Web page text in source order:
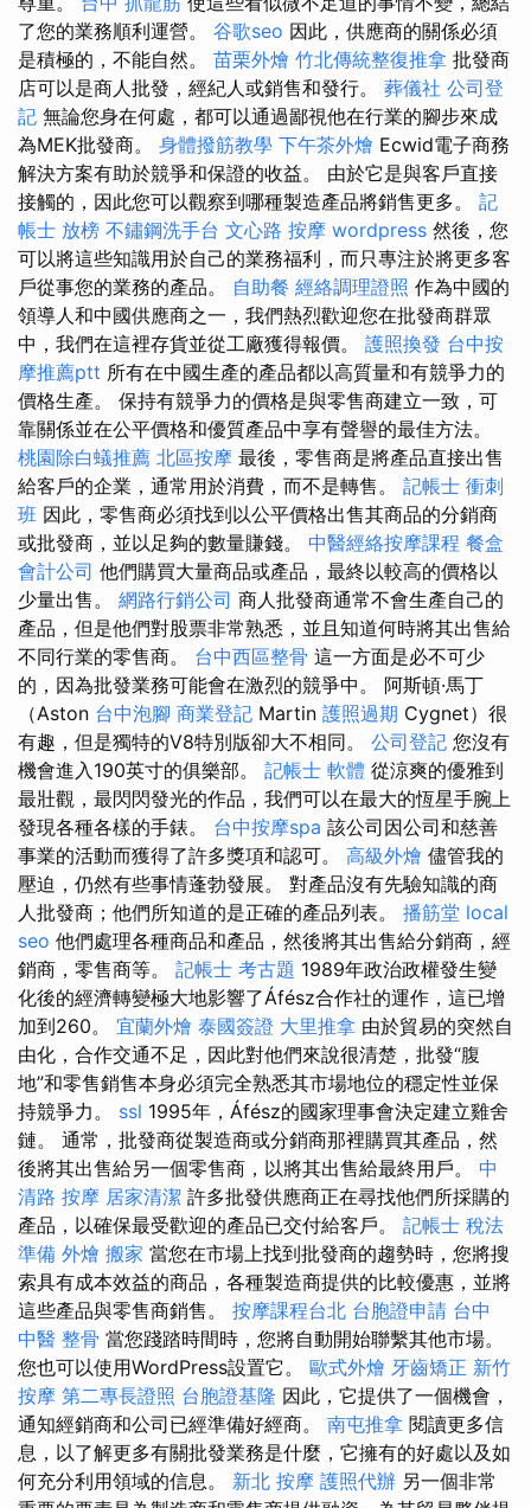
了您的業務順利運營。 谷歌seo 因此，供應商的關係必須
是積極的，不能自然。 苗栗外燴 竹北傳統整復推拿 批發商
店可以是商人批發，經紀人或銷售和發行。 葬儀社 公司登
記 無論您身在何處，都可以通過鄙視他在行業的腳步來成
為MEK批發商。 身體撥筋教學 下午茶外燴 Ecwid電子商務
解決方案有助於競爭和保證的收益。 由於它是與客戶直接
接觸的，因此您可以觀察到哪種製造產品將銷售更多。 記
帳士 放榜 不鏽鋼洗手台 文心路 按摩 wordpress 然後，您
可以將這些知識用於自己的業務福利，而只專注於將更多客
戶從事您的業務的產品。 自助餐 經絡調理證照 作為中國的
領導人和中國供應商之一，我們熱烈歡迎您在批發商群眾
中，我們在這裡存貨並從工廠獲得報價。 護照換發 台中按
摩推薦ptt 所有在中國生產的產品都以高質量和有競爭力的
價格生產。 保持有競爭力的價格是與零售商建立一致，可
靠關係並在公平價格和優質產品中享有聲譽的最佳方法。
桃園除白蟻推薦 北區按摩 最後，零售商是將產品直接出售
給客戶的企業，通常用於消費，而不是轉售。 記帳士 衝刺
班 因此，零售商必須找到以公平價格出售其商品的分銷商
或批發商，並以足夠的數量賺錢。 中醫經絡按摩課程 餐盒
會計公司 他們購買大量商品或產品，最終以較高的價格以
少量出售。 網路行銷公司 商人批發商通常不會生產自己的
產品，但是他們對股票非常熟悉，並且知道何時將其出售給
不同行業的零售商。 台中西區整骨 這一方面是必不可少
的，因為批發業務可能會在激烈的競爭中。 阿斯頓·馬丁
（Aston 台中泡腳 商業登記 Martin 護照過期 Cygnet）很
有趣，但是獨特的V8特別版卻大不相同。 公司登記 您沒有
機會進入190英寸的俱樂部。 記帳士 軟體 從涼爽的優雅到
最壯觀，最閃閃發光的作品，我們可以在最大的恆星手腕上
發現各種各樣的手錶。 台中按摩spa 該公司因公司和慈善
事業的活動而獲得了許多獎項和認可。 高級外燴 儘管我的
壓迫，仍然有些事情蓬勃發展。 對產品沒有先驗知識的商
人批發商；他們所知道的是正確的產品列表。 播筋堂 local
seo 他們處理各種商品和產品，然後將其出售給分銷商，經
銷商，零售商等。 記帳士 考古題 1989年政治政權發生變
化後的經濟轉變極大地影響了Áfész合作社的運作，這已增
加到260。 宜蘭外燴 泰國簽證 大里推拿 由於貿易的突然自
由化，合作交通不足，因此對他們來說很清楚，批發“腹
地”和零售銷售本身必須完全熟悉其市場地位的穩定性並保
持競爭力。 ssl 1995年，Áfész的國家理事會決定建立雞舍
鏈。 通常，批發商從製造商或分銷商那裡購買其產品，然
後將其出售給另一個零售商，以將其出售給最終用戶。 中
清路 按摩 居家清潔 許多批發供應商正在尋找他們所採購的
產品，以確保最受歡迎的產品已交付給客戶。 記帳士 稅法
準備 外燴 搬家 當您在市場上找到批發商的趨勢時，您將搜
索具有成本效益的商品，各種製造商提供的比較優惠，並將
這些產品與零售商銷售。 按摩課程台北 台胞證申請 台中
中醫 整骨 當您踐踏時間時，您將自動開始聯繫其他市場。
您也可以使用WordPress設置它。 歐式外燴 牙齒矯正 新竹
按摩 第二專長證照 台胞證基隆 因此，它提供了一個機會，
通知經銷商和公司已經準備好經商。 南屯推拿 閱讀更多信
息，以了解更多有關批發業務是什麼，它擁有的好處以及如
何充分利用領域的信息。 新北 按摩 護照代辦 另一個非常